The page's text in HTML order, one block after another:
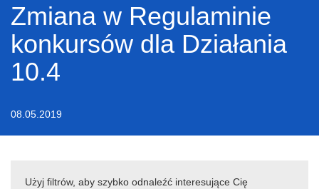
Zmiana w Regulaminie
konkursów dla Działania
10.4
08.05.2019
Użyj filtrów, aby szybko odnaleźć interesujące Cię